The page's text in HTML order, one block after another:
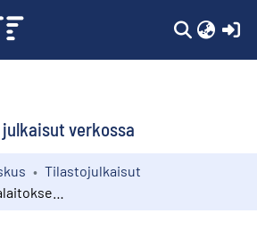
verkossa
Tilastojulkaisut